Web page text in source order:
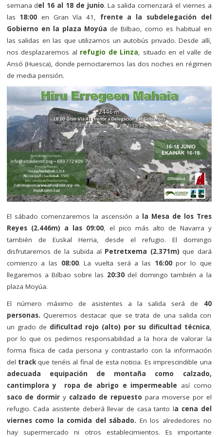
semana del 16 al 18 de junio. La salida comenzará el viernes a
las 18:00 en Gran Vía 41, frente a la subdelegación del
Gobierno en la plaza Moyúa de Bilbao, como es habitual en
las salidas en las que utilizamos un autobús privado. Desde allí,
nos desplazaremos al refugio de Linza , situado en el valle de
Ansó (Huesca), donde pernoctaremos las dos noches en régimen
de media pensión.
El sábado comenzaremos la ascensión a la Mesa de los Tres
Reyes (2.446m) a las 09:00, el pico más alto de Navarra y
también de Euskal Herria, desde el refugio. El domingo
disfrutaremos de la subida al Petretxema (2.371m)que dará
comienzo a las 08:00. La vuelta será a las 16:00por lo que
llegaremos a Bilbao sobre las 20:30 del domingo también a la
plaza Moyúa.
El número máximo de asistentes a la salida será de 40
personas. Queremos destacar que se trata de una salida con
un grado de dificultad rojo (alto) por su dificultad técnica,
por lo que os pedimos responsabilidad a la hora de valorar la
forma física de cada persona y contrastarlo con la información
del trackque tenéis al final de esta noticia. Es imprescindible una
adecuada equipación de montaña como calzado,
cantimplora y ropa de abrigo e impermeable así como
saco de dormir y calzado de repuesto para moverse por el
refugio. Cada asistente deberá llevar de casa tanto la cena del
viernes como la comida del sábado. En los alrededores no
hay supermercado ni otros establecimientos. Es importante